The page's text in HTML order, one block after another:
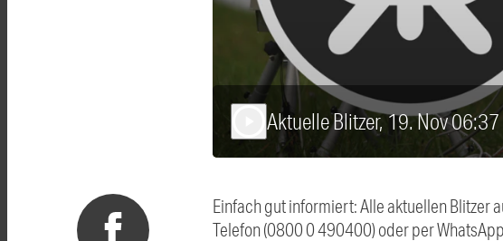
Aktuelle Blitzer, 19. Nov 06:37
Einfach gut informiert: Alle aktuellen Blitzer
Telefon (0800 0 490400) oder per